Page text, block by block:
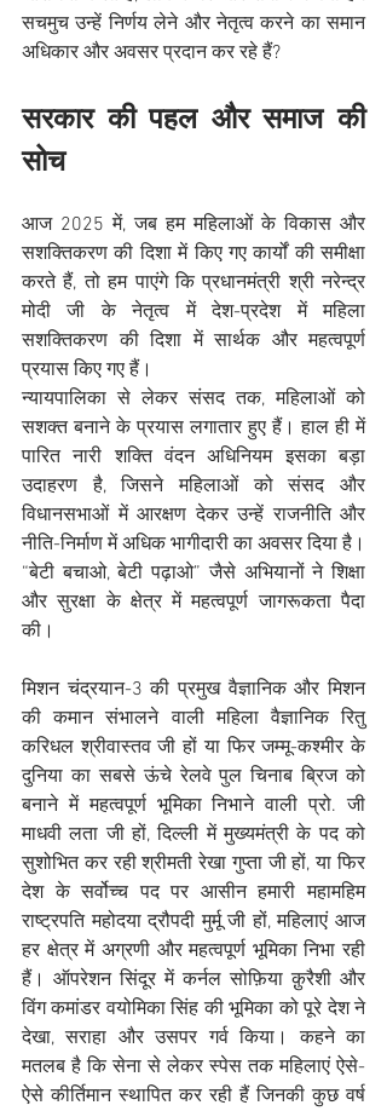
सचमुच उन्हें निर्णय लेने और नेतृत्व करने का समान
अधिकार और अवसर प्रदान कर रहे हैं?
सरकार की पहल और समाज की
सोच
आज 2025 में, जब हम महिलाओं के विकास और
सशक्तिकरण की दिशा में किए गए कार्यों की समीक्षा
करते हैं, तो हम पाएंगे कि प्रधानमंत्री श्री नरेन्द्र
मोदी जी के नेतृत्व में देश-प्रदेश में महिला
सशक्तिकरण की दिशा में सार्थक और महत्वपूर्ण
प्रयास किए गए हैं।
न्यायपालिका से लेकर संसद तक, महिलाओं को
सशक्त बनाने के प्रयास लगातार हुए हैं। हाल ही में
पारित नारी शक्ति वंदन अधिनियम इसका बड़ा
उदाहरण है, जिसने महिलाओं को संसद और
विधानसभाओं में आरक्षण देकर उन्हें राजनीति और
नीति-निर्माण में अधिक भागीदारी का अवसर दिया है।
“बेटी बचाओ, बेटी पढ़ाओ” जैसे अभियानों ने शिक्षा
और सुरक्षा के क्षेत्र में महत्वपूर्ण जागरूकता पैदा
की।
मिशन चंद्रयान-3 की प्रमुख वैज्ञानिक और मिशन
की कमान संभालने वाली महिला वैज्ञानिक रितु
करिधल श्रीवास्तव जी हों या फिर जम्मू-कश्मीर के
दुनिया का सबसे ऊंचे रेलवे पुल चिनाब ब्रिज को
बनाने में महत्वपूर्ण भूमिका निभाने वाली प्रो. जी
माधवी लता जी हों, दिल्ली में मुख्यमंत्री के पद को
सुशोभित कर रही श्रीमती रेखा गुप्ता जी हों, या फिर
देश के सर्वोच्च पद पर आसीन हमारी महामहिम
राष्ट्रपति महोदया द्रौपदी मुर्मू जी हों, महिलाएं आज
हर क्षेत्र में अग्रणी और महत्वपूर्ण भूमिका निभा रही
हैं। ऑपरेशन सिंदूर में कर्नल सोफ़िया क़ुरैशी और
विंग कमांडर वयोमिका सिंह की भूमिका को पूरे देश ने
देखा, सराहा और उसपर गर्व किया। कहने का
मतलब है कि सेना से लेकर स्पेस तक महिलाएं ऐसे-
ऐसे कीर्तिमान स्थापित कर रही हैं जिनकी कुछ वर्ष